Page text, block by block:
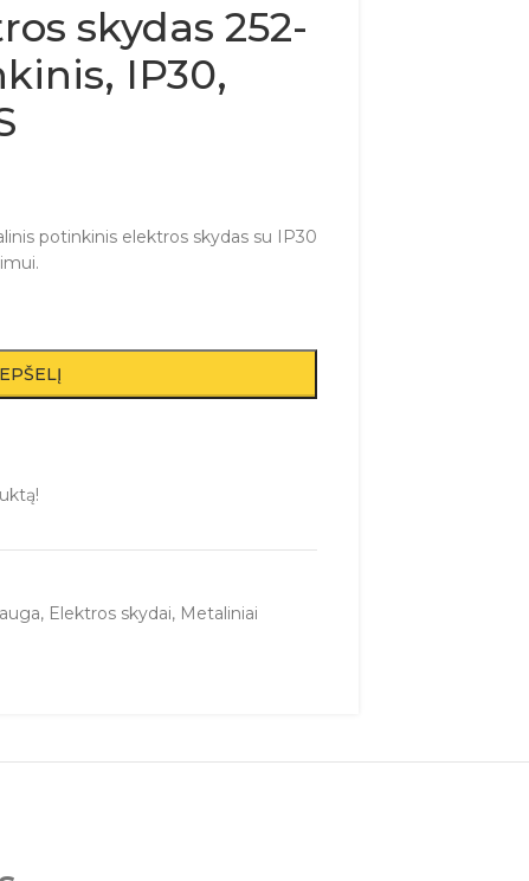
skydas 252-
IP30,
potinkinis elektros skydas su IP30
, Elektros skydai, Metaliniai